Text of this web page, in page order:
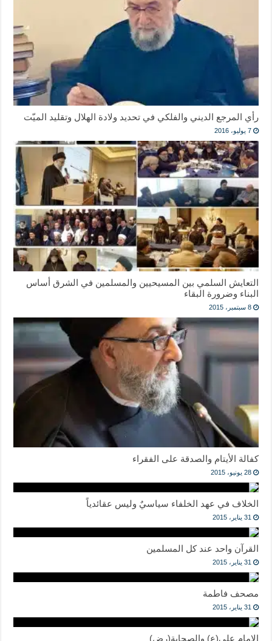
رأي المرجع الديني والفلكي في تحديد ولادة الهلال وتقليد الميّت
7 يوليو، 2016
التعايش السلمي بين المسيحيين والمسلمين في الشرق أساس
البناء وضرورة البقاء
8 سبتمبر، 2015
كفالة الأيتام والصدقة على الفقراء
28 يونيو، 2015
الخلاف في عهد الخلفاء سياسيٌ وليس عقائدياً
31 يناير، 2015
القرآن واحد عند كل المسلمين
31 يناير، 2015
مصحف فاطمة
31 يناير، 2015
الإمام علي(ع) والصحابة(رض)